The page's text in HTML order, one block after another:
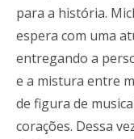
para a história.
espera com uma
entregando a
e a mistura entre
de figura de
corações. Dessa